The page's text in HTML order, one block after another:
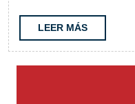
LEER MÁSLEER
MÁS